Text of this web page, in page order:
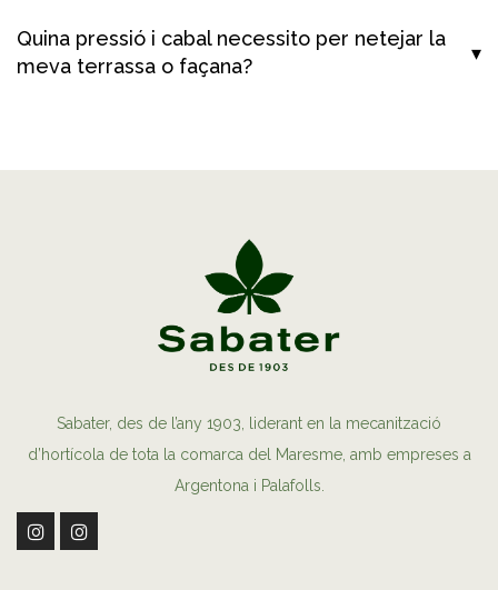
Quina pressió i cabal necessito per netejar la
meva terrassa o façana?
Sabater, des de l’any 1903, liderant en la mecanització
d’hortícola de tota la comarca del Maresme, amb empreses a
Argentona i Palafolls.